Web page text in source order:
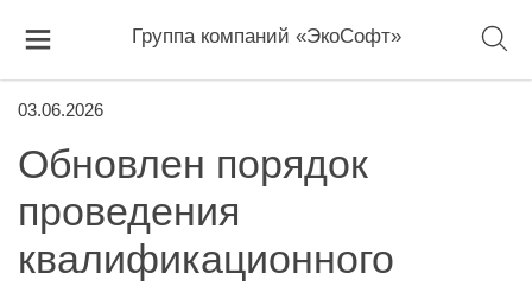
Группа компаний «ЭкоСофт»
03.06.2026
Обновлен порядок
проведения
квалификационного